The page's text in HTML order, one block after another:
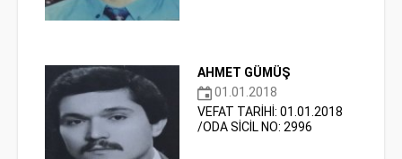
AHMET GÜMÜŞ
01.01.2018
VEFAT TARİHİ: 01.01.2018
/ODA SİCİL NO: 2996